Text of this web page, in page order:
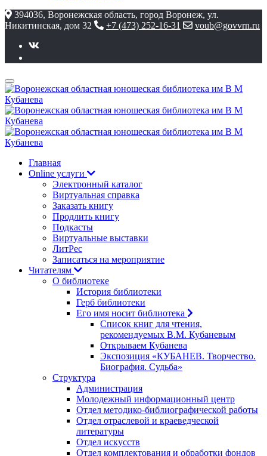
394036, Воронежская область, город Воронеж, ул.
Никитинская, дом 32
+7 (473) 252-16-31 voub@govvrn.ru
Главная
Online услуги
Электронный каталог
Виртуальная справка
Заказать книгу
Продлить книгу
Подкасты
Виртуальные выставки
ЛитРес
Записаться на мероприятие
Читателям
О библиотеке
История библиотеки
Герб библиотеки
Его имя носит библиотека
Список книг для чтения,
рекомендуемых В.М. Кубаневым
Открываем Кубанева
Экспозиция «КУБАНЕВ. Творчество.
Биография. Судьба»
Структура
Администрация
Молодежный информационный центр
Отдел методико-библиографической работы
Отдел отраслевой и краеведческой
литературы
Отдел искусств
Отдел комплектования и обработки фондов